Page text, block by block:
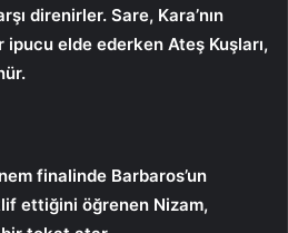
direnirler. Sare, Kara’nın
elde ederken Ateş Kuşları,
finalinde Barbaros’un
ettiğini öğrenen Nizam,